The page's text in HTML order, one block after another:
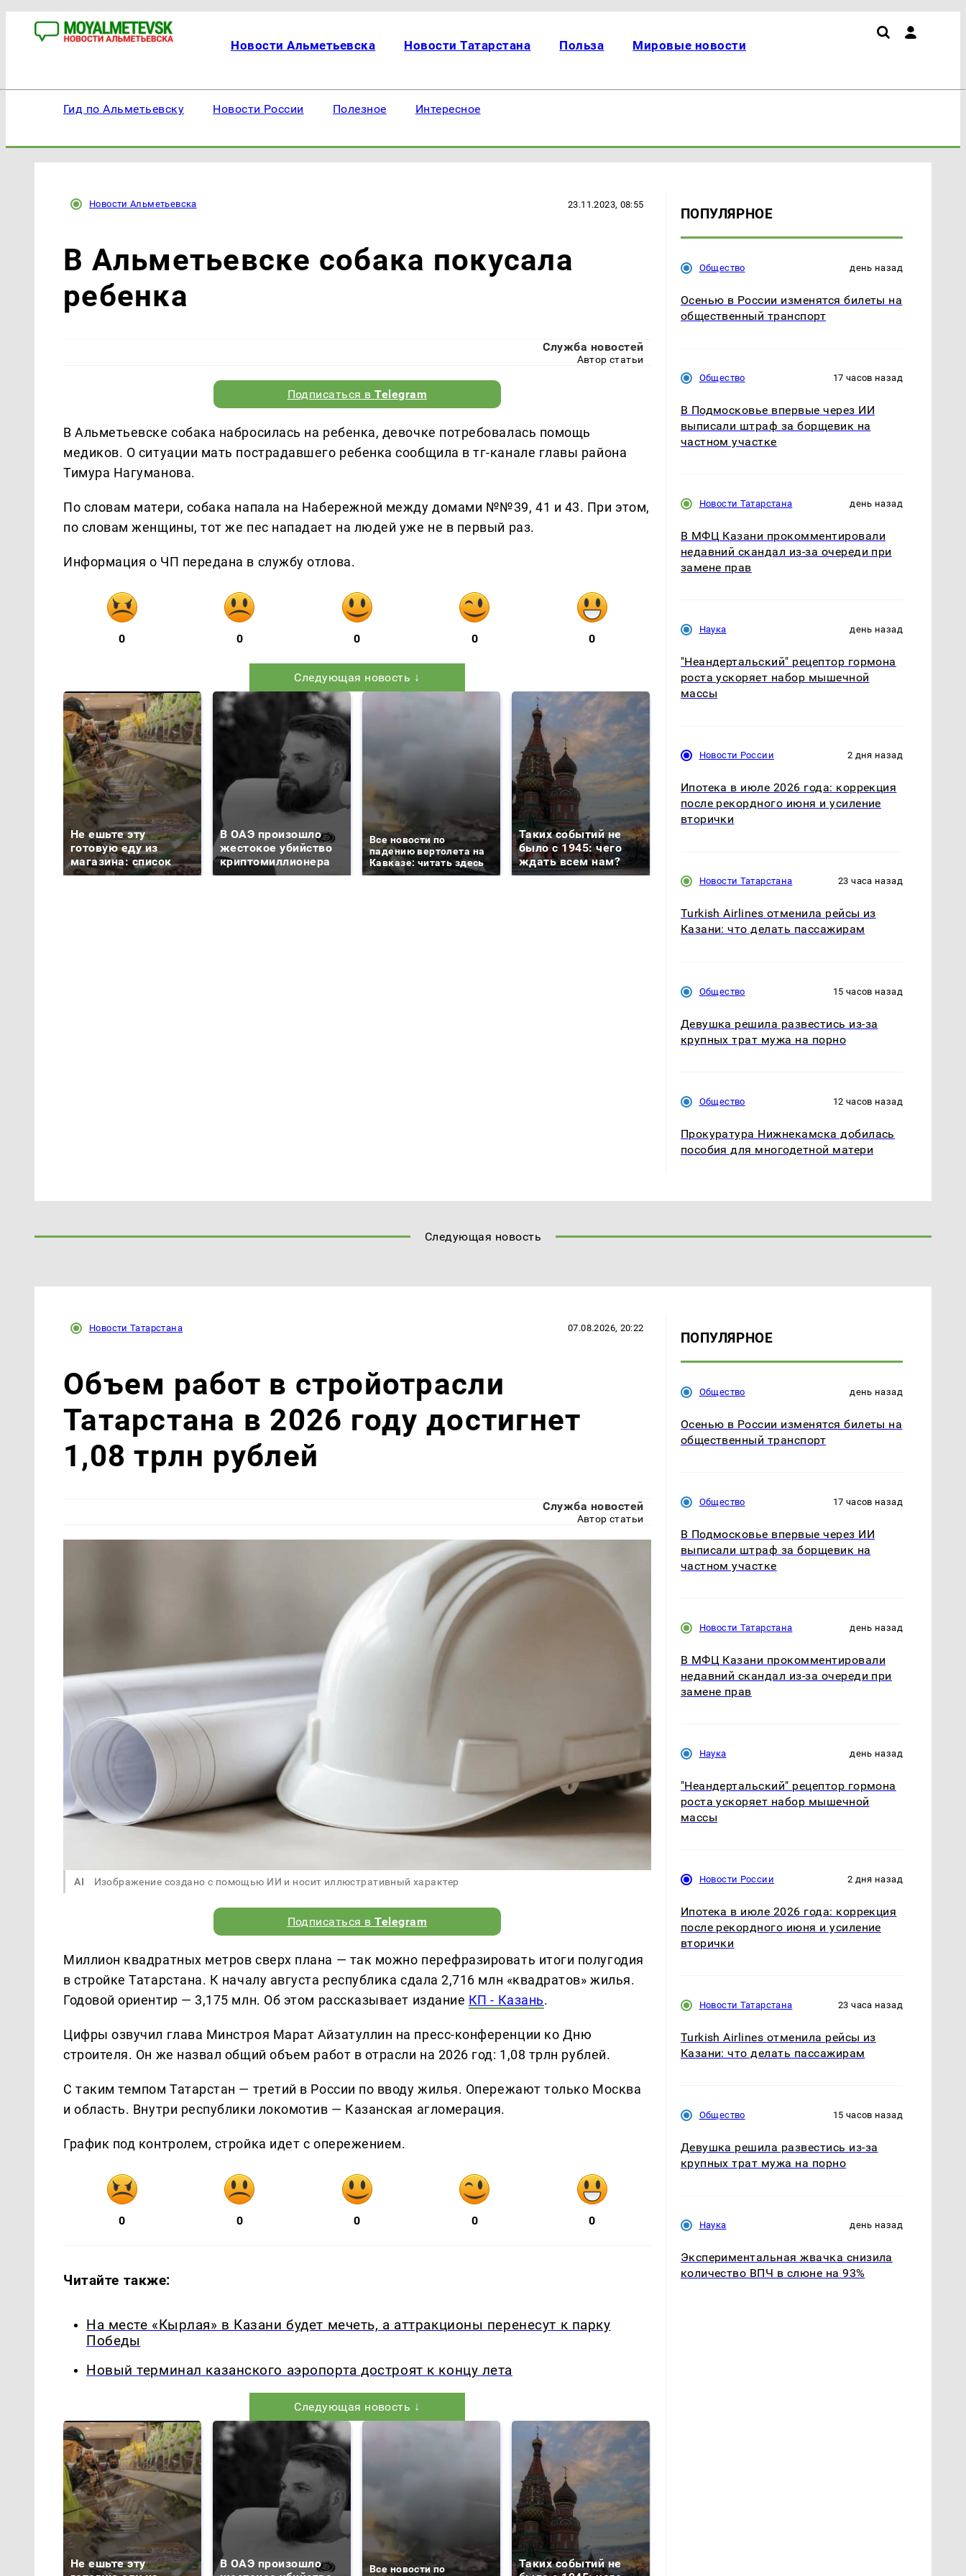
Новости Альметьевска Новости Татарстана Польза Мировые новости
Гид по Альметьевску Новости России Полезное Интересное
Новости Альметьевска 23.11.2023, 08:55
В Альметьевске собака покусала
ребенка
Служба новостей
Автор статьи
Подписаться вTelegram
В Альметьевске собака набросилась на ребенка, девочке потребовалась помощь
медиков. О ситуации мать пострадавшего ребенка сообщила в тг-канале главы района
Тимура Нагуманова.
По словам матери, собака напала на Набережной между домами №№39, 41 и 43. При этом,
по словам женщины, тот же пес нападает на людей уже не в первый раз.
Информация о ЧП передана в службу отлова.
0 0 0 0 0
Следующая новость ↓
Не ешьте эту
готовую еду из
магазина: список
В ОАЭ произошло
жестокое убийство
криптомиллионера
Все новости по
падению вертолета на
Кавказе: читать здесь
Таких событий не
было с 1945: чего
ждать всем нам?
ПОПУЛЯРНОЕ
Общество день назад
Осенью в России изменятся билеты на
общественный транспорт
Общество 17 часов назад
В Подмосковье впервые через ИИ
выписали штраф за борщевик на
частном участке
Новости Татарстана день назад
В МФЦ Казани прокомментировали
недавний скандал из-за очереди при
замене прав
Наука день назад
"Неандертальский" рецептор гормона
роста ускоряет набор мышечной
массы
Новости России 2 дня назад
Ипотека в июле 2026 года: коррекция
после рекордного июня и усиление
вторички
Новости Татарстана 23 часа назад
Turkish Airlines отменила рейсы из
Казани: что делать пассажирам
Общество 15 часов назад
Девушка решила развестись из-за
крупных трат мужа на порно
Общество 12 часов назад
Прокуратура Нижнекамска добилась
пособия для многодетной матери
Следующая новость
Новости Татарстана 07.08.2026, 20:22
Объем работ в стройотрасли
Татарстана в 2026 году достигнет
1,08 трлн рублей
Служба новостей
Автор статьи
AI Изображение создано с помощью ИИ и носит иллюстративный характер
Подписаться вTelegram
Миллион квадратных метров сверх плана — так можно перефразировать итоги полугодия
в стройке Татарстана. К началу августа республика сдала 2,716 млн «квадратов» жилья.
Годовой ориентир — 3,175 млн. Об этом рассказывает издание КП - Казань.
Цифры озвучил глава Минстроя Марат Айзатуллин на пресс-конференции ко Дню
строителя. Он же назвал общий объем работ в отрасли на 2026 год: 1,08 трлн рублей.
С таким темпом Татарстан — третий в России по вводу жилья. Опережают только Москва
и область. Внутри республики локомотив — Казанская агломерация.
График под контролем, стройка идет с опережением.
0 0 0 0 0
Читайте также:
На месте «Кырлая» в Казани будет мечеть, а аттракционы перенесут к парку
Победы
Новый терминал казанского аэропорта достроят к концу лета
Следующая новость ↓
Не ешьте эту
В ОАЭ произошло
Все новости по
Таких событий не
ПОПУЛЯРНОЕ
Общество день назад
Осенью в России изменятся билеты на
общественный транспорт
Общество 17 часов назад
В Подмосковье впервые через ИИ
выписали штраф за борщевик на
частном участке
Новости Татарстана день назад
В МФЦ Казани прокомментировали
недавний скандал из-за очереди при
замене прав
Наука день назад
"Неандертальский" рецептор гормона
роста ускоряет набор мышечной
массы
Новости России 2 дня назад
Ипотека в июле 2026 года: коррекция
после рекордного июня и усиление
вторички
Новости Татарстана 23 часа назад
Turkish Airlines отменила рейсы из
Казани: что делать пассажирам
Общество 15 часов назад
Девушка решила развестись из-за
крупных трат мужа на порно
Наука день назад
Экспериментальная жвачка снизила
количество ВПЧ в слюне на 93%